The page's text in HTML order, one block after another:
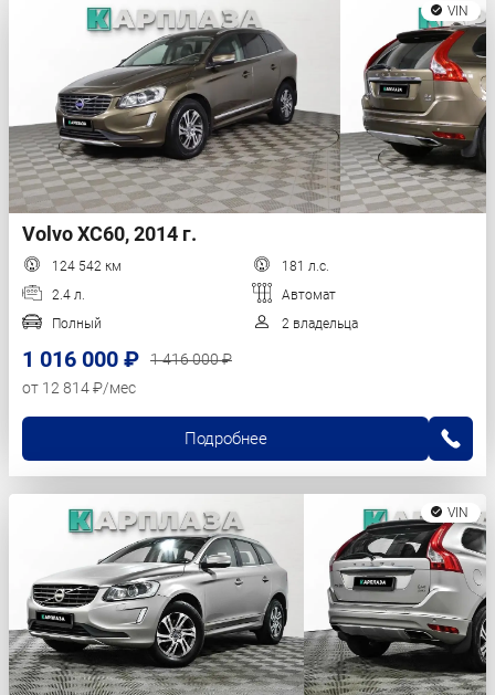
VIN
Volvo XC60, 2014 г.
124 542 км
181 л.с.
2.4 л.
Автомат
Полный
2 владельца
1 016 000 ₽
1 416 000 ₽
от 12 814 ₽/мес
Подробнее
VIN